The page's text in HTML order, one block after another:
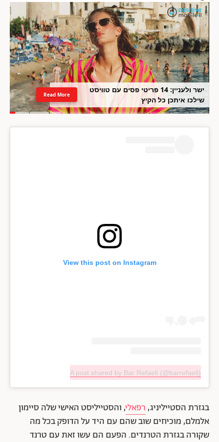
ישר ולעניין: 14 פריטי פסים עם טוויסט
שילכו איתכן כל הקיץ
Read More
View this post on Instagram
A post shared by Bar Refaeli (@barrefaeli)
בגזרת הסטייליניג,רפאלי, והסטייליסט האישי שלה סיימון
אלמלם, מוכיחים שוב שהם עם היד על הדופק בכל מה
שקורה בגזרת הטרנדים. הפעם הם עשו זאת עם טרנד